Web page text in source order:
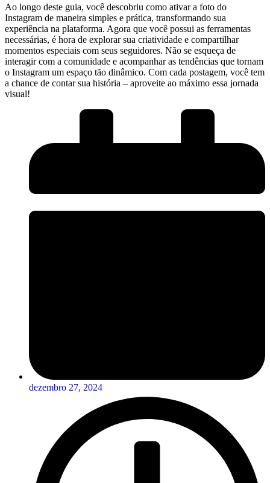
Ao longo deste guia, você descobriu como ⁤ativar a foto do
Instagram de maneira simples e prática, transformando sua⁣
experiência na plataforma. Agora que você possui as ferramentas‍
necessárias, é hora de explorar sua criatividade e compartilhar
momentos especiais‌ com seus seguidores. Não⁢ se esqueça‍ de
interagir com a ​comunidade e acompanhar as⁣ tendências que tornam
o​ Instagram um espaço tão dinâmico. Com cada ‍postagem, você tem
a chance ⁤de contar sua história – aproveite ao máximo essa jornada
visual!
dezembro 27, 2024